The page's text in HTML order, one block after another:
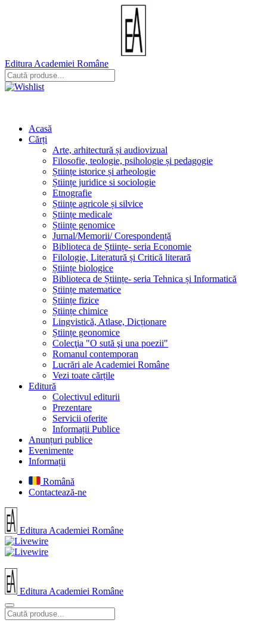
Editura Academiei Române
Acasă
Cărți
Arte, arhitectură și audiovizual
Filosofie, teologie, psihologie și pedagogie
Științe istorice și arheologie
Științe juridice si sociologie
Etnografie
Științe agricole și silvice
Științe medicale
Științe genomice
Jurnal/Memorii/ Corespondență
Biblioteca de Științe- seria Economie
Filologie, Literatură și Critică literară
Științe biologice
Biblioteca de Științe- seria Tehnica și Informatică
Științe matematice
Științe fizice
Științe chimice
Lingvistică, Atlase, Dicționare
Științe geonomice
Colecţia "O sută şi una poezii"
Romanul contemporan
Lucrări ale Academiei Române
Vezi toate cărțile
Editură
Colectivul editurii
Prezentare
Servicii oferite
Informații Publice
Anunțuri publice
Evenimente
Informații
Română
Contactează-ne
Editura Academiei Române
Editura Academiei Române